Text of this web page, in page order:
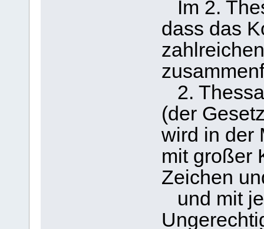
Im 2.
dass das
2.
(der
wird in der
mit großer
Zeichen
und mit